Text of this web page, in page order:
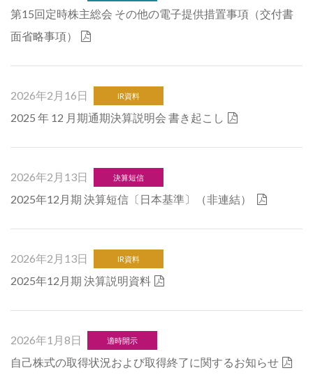
第15回定時株主総会 その他の電子提供措置事項（交付書
面省略事項）
2026年2月16日 IR資料
2025 年 12 月期通期決算説明会 書き起こし
2026年2月13日 決算短信
2025年12月期 決算短信〔日本基準〕（非連結）
2026年2月13日 IR資料
2025年12月期 決算説明資料
2026年1月8日 適時開示
自己株式の取得状況および取得終了に関するお知らせ